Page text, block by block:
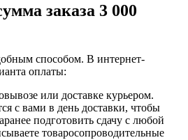
заказа 3 000
способом. В интернет-
оплаты:
или доставке курьером.
с вами в день доставки, чтобы
подготовить сдачу с любой
товаросопроводительные